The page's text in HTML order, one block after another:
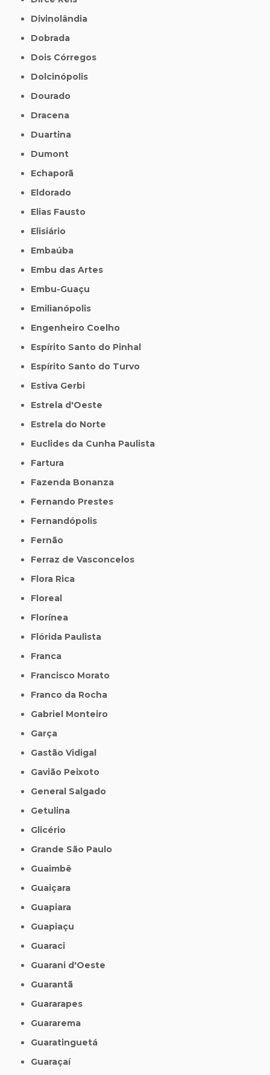
Divinolândia
Dobrada
Dois Córregos
Dolcinópolis
Dourado
Dracena
Duartina
Dumont
Echaporã
Eldorado
Elias Fausto
Elisiário
Embaúba
Embu das Artes
Embu-Guaçu
Emilianópolis
Engenheiro Coelho
Espírito Santo do Pinhal
Espírito Santo do Turvo
Estiva Gerbi
Estrela d'Oeste
Estrela do Norte
Euclides da Cunha Paulista
Fartura
Fazenda Bonanza
Fernando Prestes
Fernandópolis
Fernão
Ferraz de Vasconcelos
Flora Rica
Floreal
Florínea
Flórida Paulista
Franca
Francisco Morato
Franco da Rocha
Gabriel Monteiro
Garça
Gastão Vidigal
Gavião Peixoto
General Salgado
Getulina
Glicério
Grande São Paulo
Guaimbê
Guaiçara
Guapiara
Guapiaçu
Guaraci
Guarani d'Oeste
Guarantã
Guararapes
Guararema
Guaratinguetá
Guaraçaí